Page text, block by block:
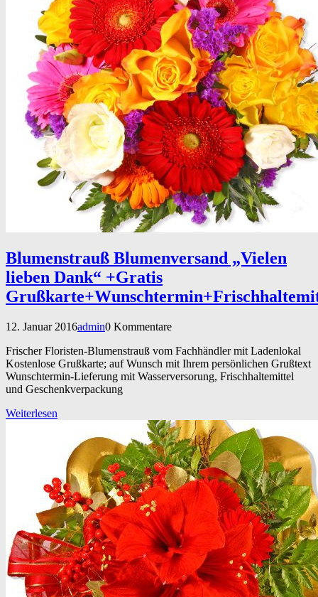
Blumenstrauß Blumenversand „Vielen
lieben Dank“ +Gratis
12. Januar 2016admin0 Kommentare
Frischer Floristen-Blumenstrauß vom Fachhändler mit Ladenlokal
Kostenlose Grußkarte; auf Wunsch mit Ihrem persönlichen Grußtext
Wunschtermin-Lieferung mit Wasserversorung, Frischhaltemittel
und Geschenkverpackung
Weiterlesen